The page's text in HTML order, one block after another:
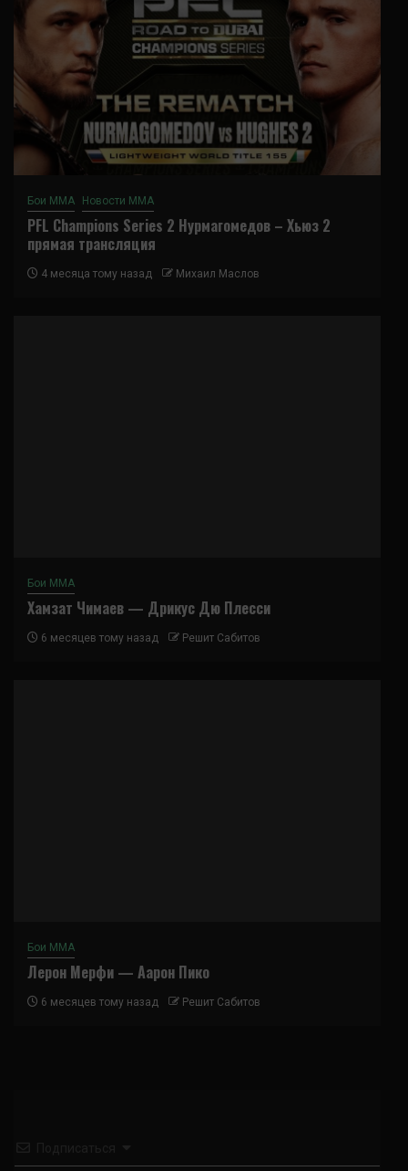
Бои ММА Новости ММА
PFL Champions Series 2 Нурмагомедов – Хьюз 2
прямая трансляция
4 месяца тому назад Михаил Маслов
Бои ММА
Хамзат Чимаев — Дрикус Дю Плесси
6 месяцев тому назад Решит Сабитов
Бои ММА
Лерон Мерфи — Аарон Пико
6 месяцев тому назад Решит Сабитов